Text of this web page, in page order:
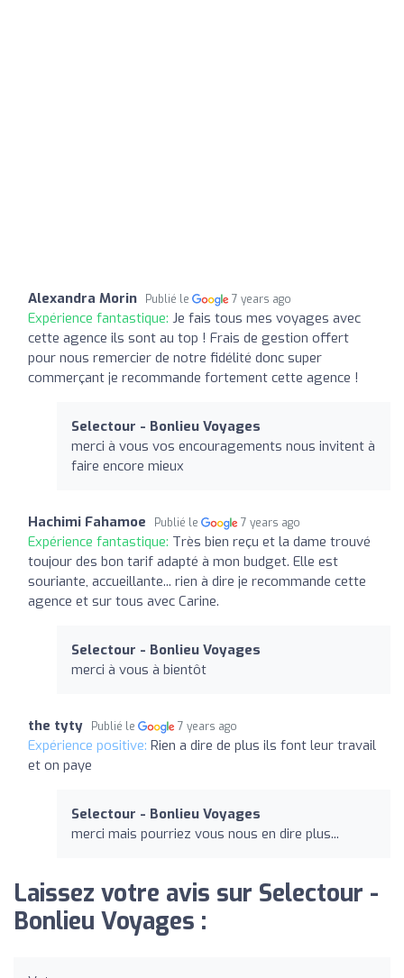
Alexandra Morin Publié le 7 years ago
Expérience fantastique: Je fais tous mes voyages avec
cette agence ils sont au top ! Frais de gestion offert
pour nous remercier de notre fidélité donc super
commerçant je recommande fortement cette agence !
Selectour - Bonlieu Voyages
merci à vous vos encouragements nous invitent à
faire encore mieux
Hachimi Fahamoe Publié le 7 years ago
Expérience fantastique: Très bien reçu et la dame trouvé
toujour des bon tarif adapté à mon budget. Elle est
souriante, accueillante... rien à dire je recommande cette
agence et sur tous avec Carine.
Selectour - Bonlieu Voyages
merci à vous à bientôt
the tyty Publié le 7 years ago
Expérience positive: Rien a dire de plus ils font leur travail
et on paye
Selectour - Bonlieu Voyages
merci mais pourriez vous nous en dire plus...
Laissez votre avis sur Selectour -
Bonlieu Voyages :